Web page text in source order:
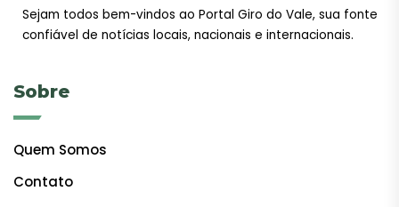
Sejam todos bem-vindos ao Portal Giro do Vale, sua fonte
confiável de notícias locais, nacionais e internacionais.
Sobre
Quem Somos
Contato